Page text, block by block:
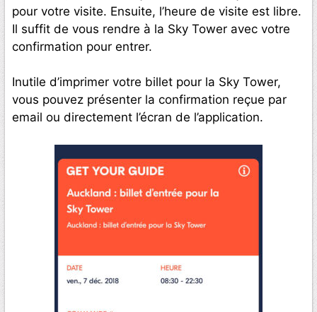
pour votre visite. Ensuite, l’heure de visite est libre.
Il suffit de vous rendre à la Sky Tower avec votre
confirmation pour entrer.
Inutile d’imprimer votre billet pour la Sky Tower,
vous pouvez présenter la confirmation reçue par
email ou directement l’écran de l’application.